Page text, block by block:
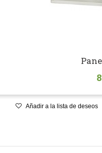
Añadir a la lista de deseos